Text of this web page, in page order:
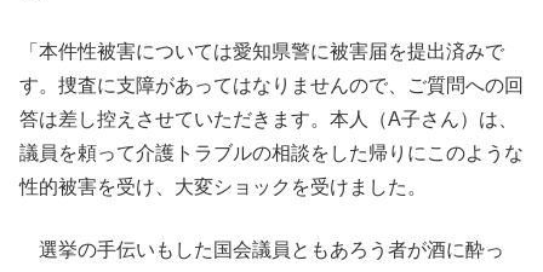
「本件性被害については愛知県警に被害届を提出済みで
す。捜査に支障があってはなりませんので、ご質問への回
答は差し控えさせていただきます。本人（A子さん）は、
議員を頼って介護トラブルの相談をした帰りにこのような
性的被害を受け、大変ショックを受けました。
選挙の手伝いもした国会議員ともあろう者が酒に酔っ